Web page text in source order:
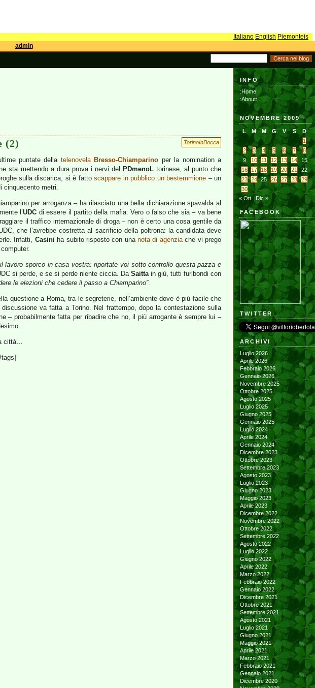
Italiano English Piemonteis
admin
TorinoInBocca
(2)
puntate della telenovela Bresso-Chiamparino per la nomination a
sta mettendo a dura prova i nervi del PDmenoLtorinese, al punto che
sulla discarica, si è fattoscappare in pubblico un bestemmione – un
cinquecento metri.
per arroganza – ha rilasciato una bella dichiarazione spavalda al
l’UDC di essere il partito della mafia. Vero o falso che sia – va bene
il traffico internazionale di droga – non è certo una cosa gentile da
che l’avrebbe costretta al sacrificio della poltrona: la candidata deve
Infatti, Casini ha subito risposto con unanota di agenziache vi prego
il lavoro sporco in casa vostra: riportate voi sotto controllo questa pazza e
si perde, e se si perde niente ciccia. DaSaittain giù, tutti furibondi con
le elezioni che cedere il passo a Chiamparino”.
questione a Roma, tra le segreterie, nell’ambiente dove è più facile che
va fatta a Torino. Nel frattempo, dopo la contestazione sulla
– probabilmente fatta per ribadire che no, il più arrogante è sempre lui –
città…
INFO
:Home:
:About:
NOVEMBRE 2009
L M M G V S
D
1
2
3 4 5 6 7
8
9
10 11 12 13 14
15
16
17 18 19 20 21
22
23
24 25 26 27 28
29
30
« Ott
Dic »
FACEBOOK
TWITTER
ARCHIVI
Luglio 2026
Aprile 2026
Febbraio 2026
Gennaio 2026
Novembre 2025
Ottobre 2025
Agosto 2025
Luglio 2025
Giugno 2025
Gennaio 2025
Luglio 2024
Aprile 2024
Gennaio 2024
Dicembre 2023
Ottobre 2023
Settembre 2023
Agosto 2023
Luglio 2023
Giugno 2023
Maggio 2023
Aprile 2023
Dicembre 2022
Novembre 2022
Ottobre 2022
Settembre 2022
Agosto 2022
Luglio 2022
Giugno 2022
Aprile 2022
Marzo 2022
Febbraio 2022
Gennaio 2022
Dicembre 2021
Ottobre 2021
Settembre 2021
Agosto 2021
Luglio 2021
Giugno 2021
Maggio 2021
Aprile 2021
Marzo 2021
Febbraio 2021
Gennaio 2021
Dicembre 2020